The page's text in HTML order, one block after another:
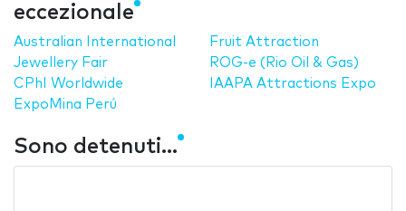
eccezionale
Australian International
Jewellery Fair
CPhI Worldwide
ExpoMina Perú
Fruit Attraction
ROG-e (Rio Oil & Gas)
IAAPA Attractions Expo
Sono detenuti...